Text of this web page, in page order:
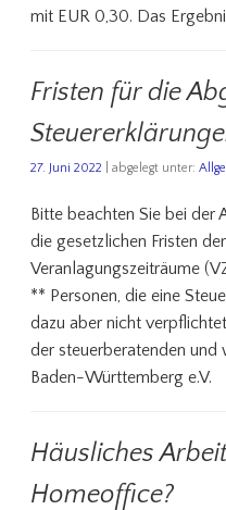
mit EUR 0,30. Das
Fristen für die
27. Juni 2022 | abgelegt unter:
Bitte beachten Sie bei der
die gesetzlichen Fristen
Veranlagungszeiträume
** Personen, die eine
dazu aber nicht
der steuerberatenden
Baden-Württemberg e.V.
Häusliches
Homeoffice?